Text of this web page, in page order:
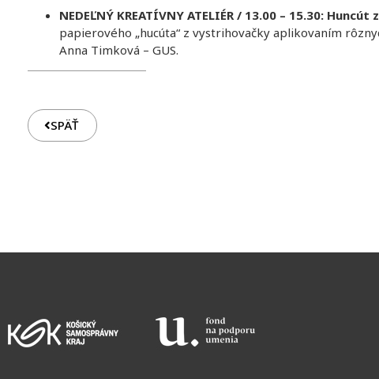
NEDEĽNÝ KREATÍVNY ATELIÉR / 13.00 – 15.30: Huncút
papierového „hucúta“ z vystrihovačky aplikovaním
Anna Timková – GUS.
SPÄŤ